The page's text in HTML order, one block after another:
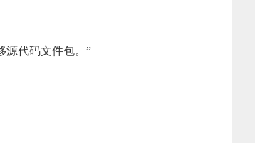
源代码文件包。”